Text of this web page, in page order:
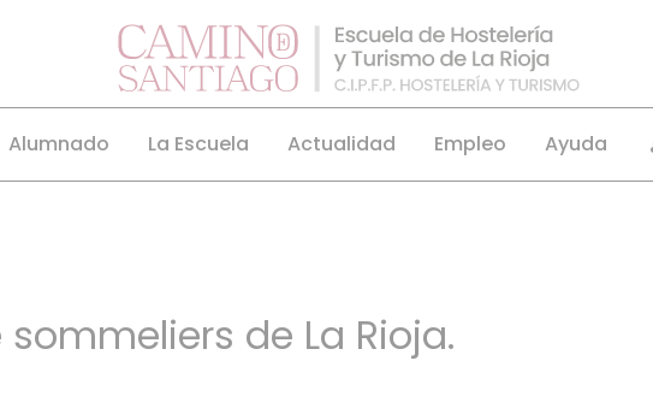
Alumnado La Escuela Actualidad Empleo Ayuda
de La Rioja.